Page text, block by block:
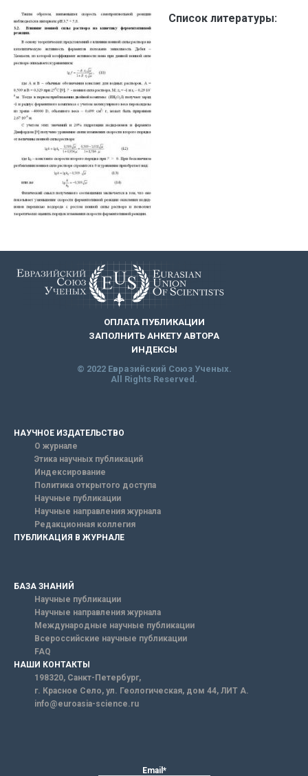
Список литературы:
ОПЛАТА ПУБЛИКАЦИИ
ЗАПОЛНИТЬ АНКЕТУ АВТОРА
ИНДЕКСЫ
© 2022 Евразийский Союз Ученых.
All Rights Reserved.
НАУЧНОЕ ИЗДАТЕЛЬСТВО
О журнале
Этика научных публикаций
Индексирование
Политика открытого доступа
Научные публикации
Научные направления журнала
Редакционная коллегия
ПУБЛИКАЦИЯ В ЖУРНАЛЕ
БАЗА ЗНАНИЙ
Научные публикации
Научные направления журнала
Международные научные публикации
Всероссийские научные публикации
FAQ
НАШИ КОНТАКТЫ
198320, Санкт-Петербург,
г. Красное Село, ул. Геологическая, дом 44, ЛИТ А.
info@euroasia-science.ru
Email*